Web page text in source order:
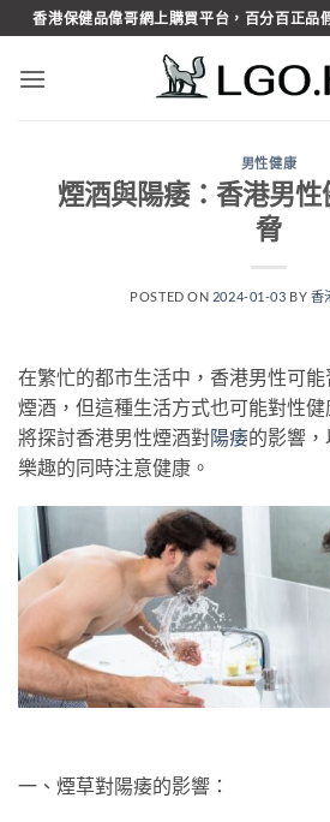
Skip
to
content
香港保健品偉哥網上購買平台，百分百正品
男性健康
煙酒與陽痿：香港男
脅
POSTED ON 2024-01-03 BY 香
在繁忙的都市生活中，香港男性可
煙酒，但這種生活方式也可能對性
將探討香港男性煙酒對陽痿的影響
樂趣的同時注意健康。
一、煙草對陽痿的影響：